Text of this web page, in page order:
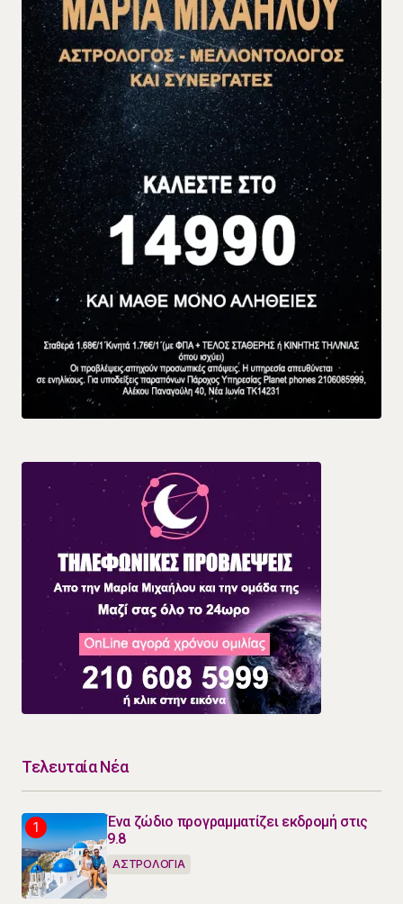
Τελευταία Νέα
Ένα ζώδιο προγραμματίζει εκδρομή στις
9.8
ΑΣΤΡΟΛΟΓΙΑ